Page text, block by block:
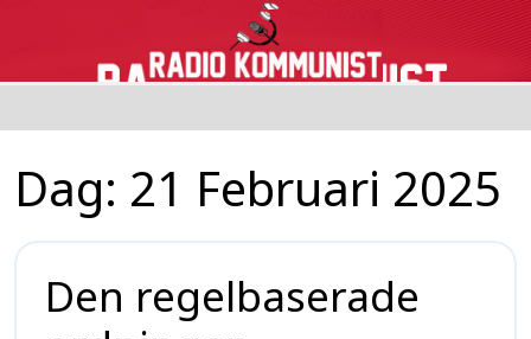
Dag: 21 Februari 2025
Den regelbaserade